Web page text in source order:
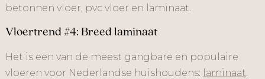
betonnen vloer, pvc vloer en laminaat.
Vloertrend #4: Breed laminaat
Het is een van de meest gangbare en populaire
vloeren voor Nederlandse huishoudens: laminaat.